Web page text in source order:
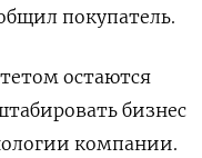
покупатель.
остаются
бизнес
компании.